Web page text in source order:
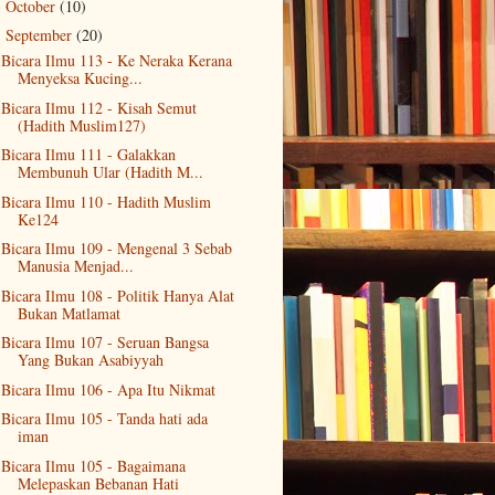
October (10)
September (20)
Bicara Ilmu 113 - Ke Neraka Kerana
Menyeksa Kucing...
Bicara Ilmu 112 - Kisah Semut
(Hadith Muslim127)
Bicara Ilmu 111 - Galakkan
Membunuh Ular (Hadith M...
Bicara Ilmu 110 - Hadith Muslim
Ke124
Bicara Ilmu 109 - Mengenal 3 Sebab
Manusia Menjad...
Bicara Ilmu 108 - Politik Hanya Alat
Bukan Matlamat
Bicara Ilmu 107 - Seruan Bangsa
Yang Bukan Asabiyyah
Bicara Ilmu 106 - Apa Itu Nikmat
Bicara Ilmu 105 - Tanda hati ada
iman
Bicara Ilmu 105 - Bagaimana
Melepaskan Bebanan Hati